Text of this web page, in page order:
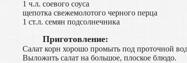
1 ч.л. соевого соуса
щепотка свежемолотого черного перца
1 ст.л. семян подсолнечника
Приготовление:
Салат корн хорошо промыть под проточной
Выложить салат на большое, плоское блюдо.